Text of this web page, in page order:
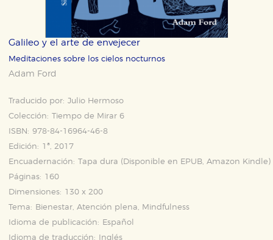
Galileo y el arte de envejecer
Meditaciones sobre los cielos nocturnos
Adam Ford
Traducido por: Julio Hermoso
Colección: Tiempo de Mirar 6
ISBN: 978-84-16964-46-8
Edición: 1ª, 2017
Encuadernación: Tapa dura (Disponible en EPUB,Amazon Kindle )
Páginas: 160
Dimensiones: 130 x 200
Tema:
Bienestar, Atención plena, Mindfulness
Idioma de publicación:
Español
Idioma de traducción:
Inglés